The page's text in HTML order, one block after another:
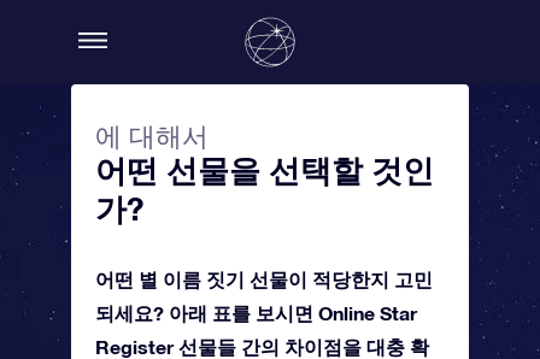
에 대해서
어떤 선물을 선택할 것인
가?
어떤 별 이름 짓기 선물이 적당한지 고민
되세요? 아래 표를 보시면 Online Star
Register 선물들 간의 차이점을 대충 확